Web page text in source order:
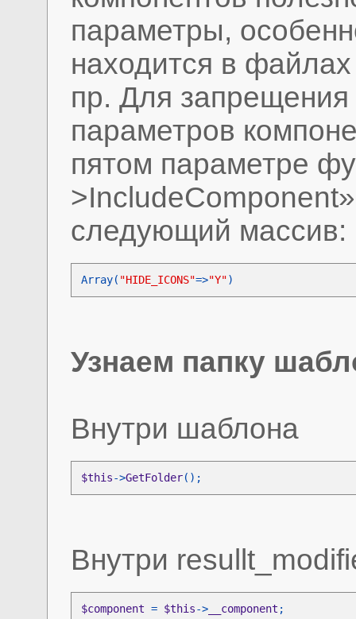
параметры,
находится в
пр. Для запрещения
параметров
пятом параметре
следующий массив:
Array( "HIDE_ICONS"=>"Y")
Узнаем папку
Внутри шаблона
$this->GetFolder();
Внутри
$component = $this-> __component